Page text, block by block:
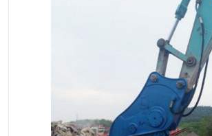
粉碎钳
土壤修复
开沟机
伐木机 破碎机